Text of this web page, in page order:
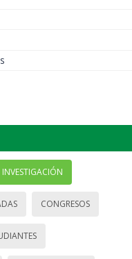
INVESTIGACIÓN
CONGRESOS